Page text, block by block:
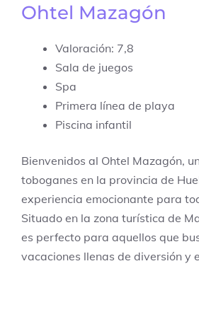
Ohtel Mazagón
Valoración: 7,8
Sala de juegos
Spa
Primera línea de playa
Piscina infantil
Bienvenidos al Ohtel Mazagón,
toboganes en la provincia de
experiencia emocionante para
Situado en la zona turística de
es perfecto para aquellos que
vacaciones llenas de diversión y